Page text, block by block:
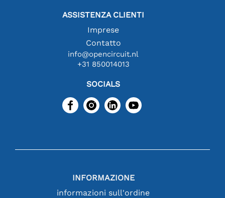
ASSISTENZA CLIENTI
Imprese
Contatto
info@opencircuit.nl
+31 850014013
SOCIALS
INFORMAZIONE
informazioni sull'ordine